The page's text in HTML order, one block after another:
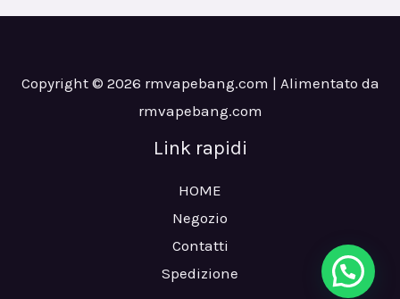
Copyright © 2026 rmvapebang.com | Alimentato da
rmvapebang.com
Link rapidi
HOME
Negozio
Contatti
Spedizione